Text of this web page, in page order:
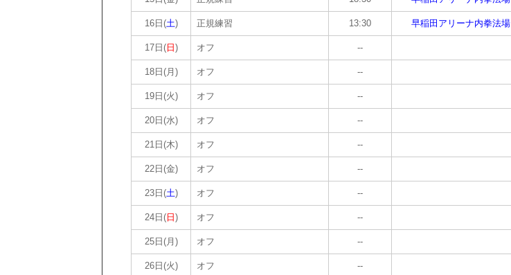
16日(土) 正規練習 13:30 早稲田アリーナ内拳法場
17日(日 ) オフ --
18日(月) オフ --
19日(火) オフ --
20日(水) オフ --
21日(木) オフ --
22日(金) オフ --
23日(土) オフ --
24日(日 ) オフ --
25日(月) オフ --
26日(火) オフ --